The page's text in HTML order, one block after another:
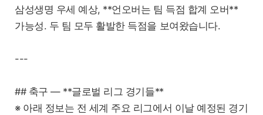
삼성생명 우세 예상, **언오버는 팀 득점 합계 오버**
가능성. 두 팀 모두 활발한 득점을 보여왔습니다.
---
## 축구 — **글로벌 리그 경기들**
※ 아래 정보는 전 세계 주요 리그에서 이날 예정된 경기